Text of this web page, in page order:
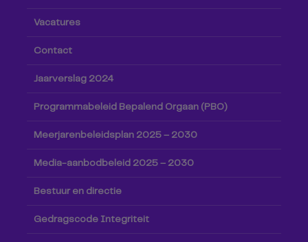
Vacatures
Contact
Jaarverslag 2024
Programmabeleid Bepalend Orgaan (PBO)
Meerjarenbeleidsplan 2025 – 2030
Media-aanbodbeleid 2025 – 2030
Bestuur en directie
Gedragscode Integriteit